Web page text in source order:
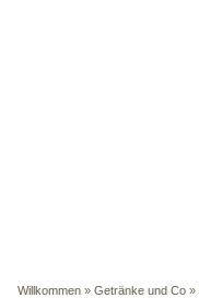
Willkommen » Getränke und Co »